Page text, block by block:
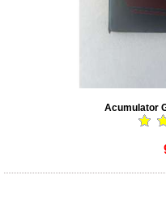
Acumulator